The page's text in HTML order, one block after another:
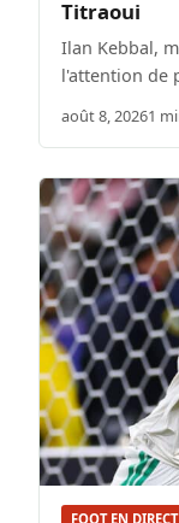
Titraoui
Ilan Kebbal,
l'attention de
août 8, 20261
FOOT EN DIRECT